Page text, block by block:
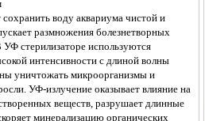
воду аквариума чистой и
размножения болезнетворных
стерилизаторе используются
интенсивности с длиной волны
уничтожать микроорганизмы и
УФ-излучение оказывает влияние на
веществ, разрушает длинные
минерализацию органических